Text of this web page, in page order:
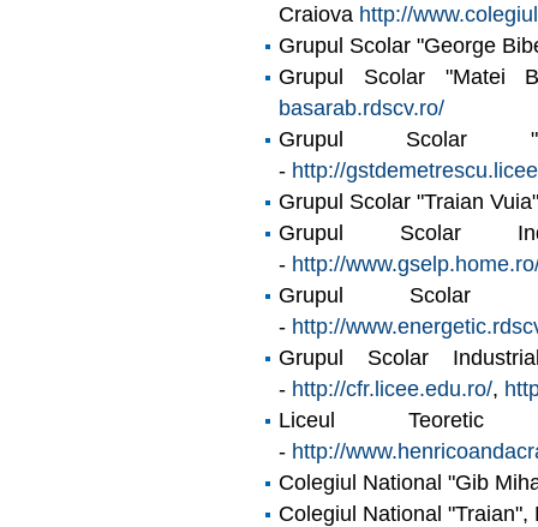
Craiova http://
Grupul Scolar "George
Grupul Scolar "Matei
basarab.rdscv.ro/
Grupul Scolar
- http://
Grupul Scolar "Traian
Grupul Scolar
- http://
Grupul Scolar
- http://
Grupul Scolar
- http://cfr.licee.edu.ro/,
Liceul Teoretic
- http://
Colegiul National "Gib
Colegiul National